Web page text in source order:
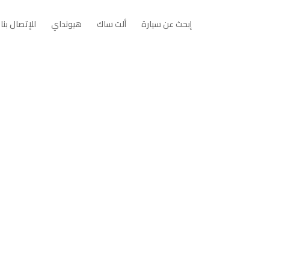
إبحث عن سيارة Open إبحث عن سيارة
ألت ساك Open ألت ساك
هيونداي Open هيونداي
للإتصال بنا